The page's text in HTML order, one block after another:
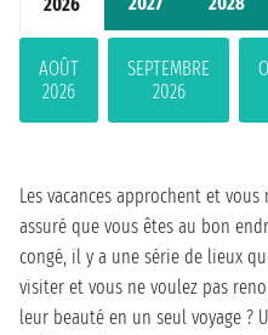
2026
AOÛT
2026
SEPTEMBRE
2026
Les vacances approchent et vous
assuré que vous êtes au bon
congé, il y a une série de lieux
visiter et vous ne voulez pas
leur beauté en un seul voyage ?